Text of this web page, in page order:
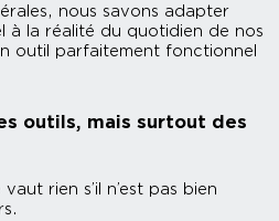
nous savons adapter
à la réalité du quotidien de nos
outil parfaitement fonctionnel
outils, mais surtout des
rien s’il n’est pas bien